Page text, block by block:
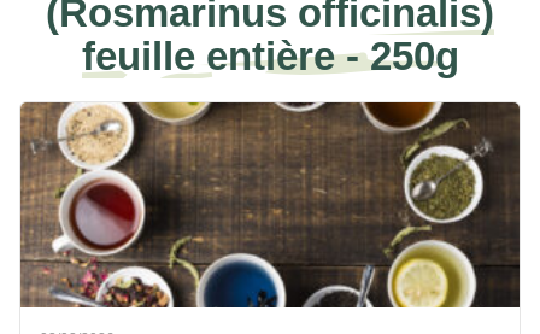
(Rosmarinus officinalis)
feuille entière - 250g